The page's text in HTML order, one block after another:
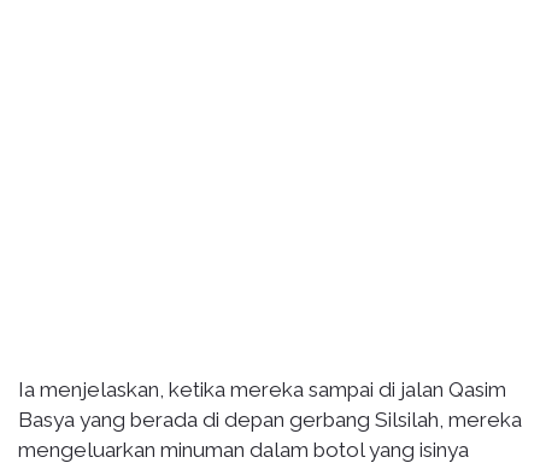
Ia menjelaskan, ketika mereka sampai di jalan Qasim
Basya yang berada di depan gerbang Silsilah, mereka
mengeluarkan minuman dalam botol yang isinya